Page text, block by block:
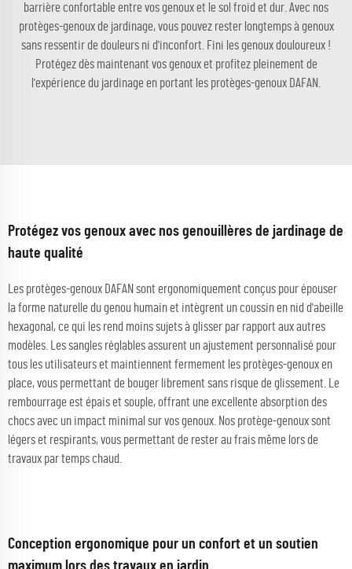
barrière confortable entre vos genoux et le sol froid et dur. Avec nos
protèges-genoux de jardinage, vous pouvez rester longtemps à genoux
sans ressentir de douleurs ni d'inconfort. Fini les genoux douloureux !
Protégez dès maintenant vos genoux et profitez pleinement de
l'expérience du jardinage en portant les protèges-genoux DAFAN.
Protégez vos genoux avec nos genouillères de jardinage de
haute qualité
Les protèges-genoux DAFAN sont ergonomiquement conçus pour épouser
la forme naturelle du genou humain et intègrent un coussin en nid d'abeille
hexagonal, ce qui les rend moins sujets à glisser par rapport aux autres
modèles. Les sangles réglables assurent un ajustement personnalisé pour
tous les utilisateurs et maintiennent fermement les protèges-genoux en
place, vous permettant de bouger librement sans risque de glissement. Le
rembourrage est épais et souple, offrant une excellente absorption des
chocs avec un impact minimal sur vos genoux. Nos protège-genoux sont
légers et respirants, vous permettant de rester au frais même lors de
travaux par temps chaud.
Conception ergonomique pour un confort et un soutien
maximum lors des travaux en jardin